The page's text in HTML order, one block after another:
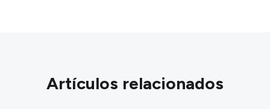
Artículos relacionados